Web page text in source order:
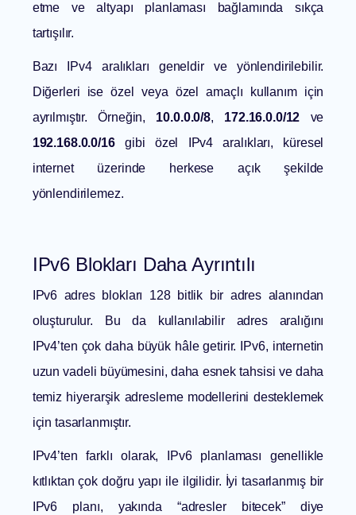
etme ve altyapı planlaması bağlamında sıkça
tartışılır.
Bazı IPv4 aralıkları geneldir ve yönlendirilebilir.
Diğerleri ise özel veya özel amaçlı kullanım için
ayrılmıştır. Örneğin, 10.0.0.0/8, 172.16.0.0/12 ve
192.168.0.0/16gibi özel IPv4 aralıkları, küresel
internet üzerinde herkese açık şekilde
yönlendirilemez.
IPv6 Blokları Daha Ayrıntılı
IPv6 adres blokları 128 bitlik bir adres alanından
oluşturulur. Bu da kullanılabilir adres aralığını
IPv4’ten çok daha büyük hâle getirir. IPv6, internetin
uzun vadeli büyümesini, daha esnek tahsisi ve daha
temiz hiyerarşik adresleme modellerini desteklemek
için tasarlanmıştır.
IPv4’ten farklı olarak, IPv6 planlaması genellikle
kıtlıktan çok doğru yapı ile ilgilidir. İyi tasarlanmış bir
IPv6 planı, yakında “adresler bitecek” diye